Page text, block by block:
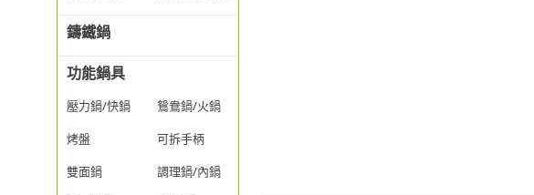
鑄鐵鍋
功能鍋具
壓力鍋/快鍋
鴛鴦鍋/火鍋
烤盤
可拆手柄
雙面鍋
調理鍋/內鍋